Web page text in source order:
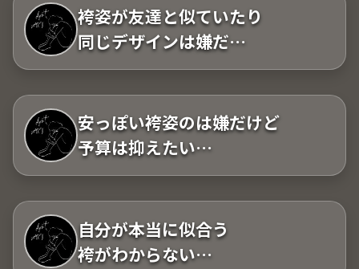
袴姿が友達と似ていたり
同じデザインは嫌だ…
安っぽい袴姿のは嫌だけど
予算は抑えたい…
自分が本当に似合う
袴がわからない…